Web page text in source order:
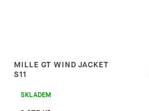
MILLE GT WIND JACKET
S11
SKLADEM